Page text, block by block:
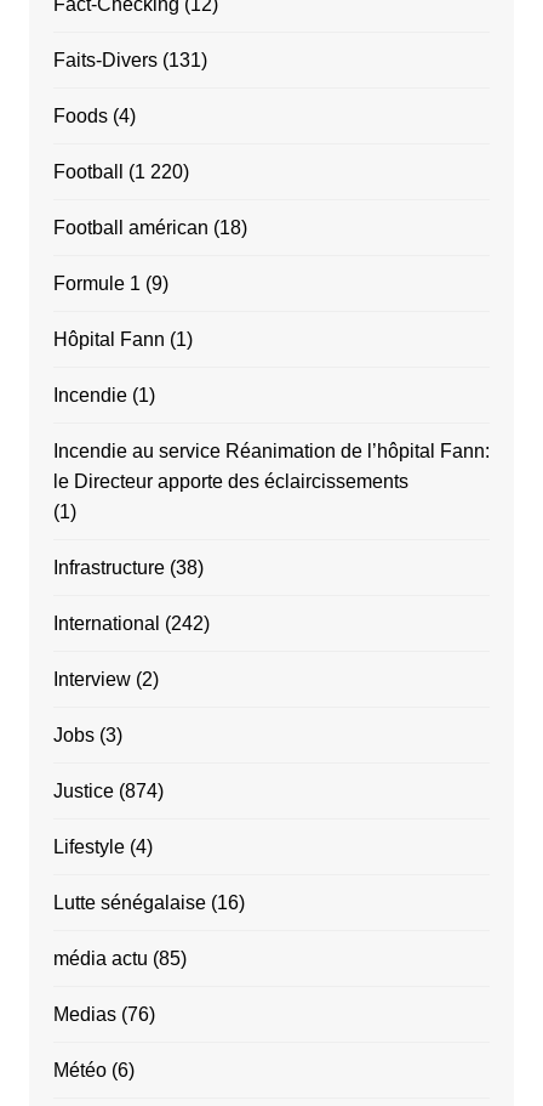
Faits-Divers(131)
Foods(4)
Football (1 220)
Football américan (18)
Formule 1 (9)
Hôpital Fann (1)
Incendie(1)
Incendie au service Réanimation de l’hôpital Fann:
le Directeur apporte des éclaircissements
(1)
Infrastructure(38)
International (242)
Interview(2)
Jobs(3)
Justice(874)
Lifestyle(4)
Lutte sénégalaise(16)
média actu (85)
Medias(76)
Météo(6)